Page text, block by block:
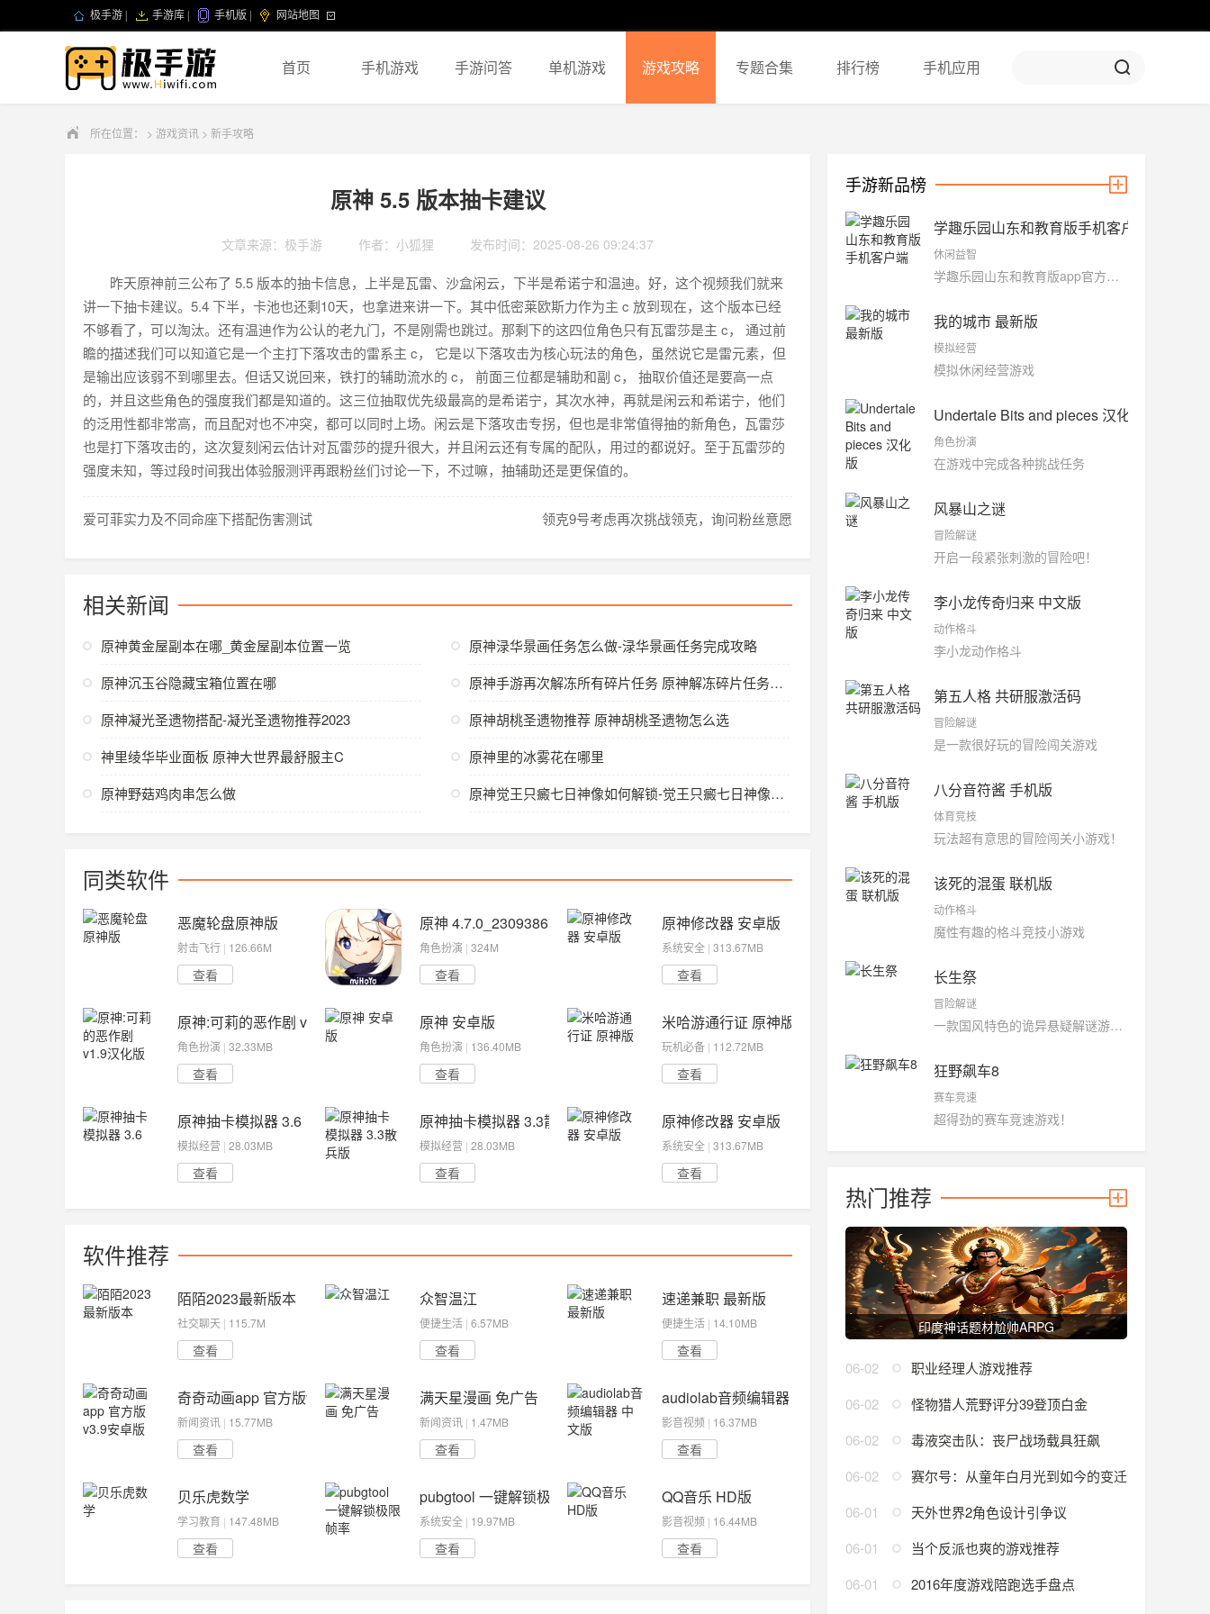
极手游 手游库 手机版 网站地图
首页 手机游戏 手游问答 单机游戏 游戏攻略 专题合集 排行榜 手机应用
所在位置： > 游戏资讯 > 新手攻略
原神 5.5 版本抽卡建议
文章来源：极手游 作者：小狐狸 发布时间：2025-08-26 09:24:37
昨天原神前三公布了 5.5 版本的抽卡信息，上半是瓦雷、沙盒闲云，下半是希诺宁和温迪。好，这个视频我们就来
讲一下抽卡建议。5.4 下半，卡池也还剩10天，也拿进来讲一下。其中低密莱欧斯力作为主 c 放到现在，这个版本已经
不够看了，可以淘汰。还有温迪作为公认的老九门，不是刚需也跳过。那剩下的这四位角色只有瓦雷莎是主 c， 通过前
瞻的描述我们可以知道它是一个主打下落攻击的雷系主 c， 它是以下落攻击为核心玩法的角色，虽然说它是雷元素，但
是输出应该弱不到哪里去。但话又说回来，铁打的辅助流水的 c， 前面三位都是辅助和副 c， 抽取价值还是要高一点
的，并且这些角色的强度我们都是知道的。这三位抽取优先级最高的是希诺宁，其次水神，再就是闲云和希诺宁，他们
的泛用性都非常高，而且配对也不冲突，都可以同时上场。闲云是下落攻击专拐，但也是非常值得抽的新角色，瓦雷莎
也是打下落攻击的，这次复刻闲云估计对瓦雷莎的提升很大，并且闲云还有专属的配队，用过的都说好。至于瓦雷莎的
强度未知，等过段时间我出体验服测评再跟粉丝们讨论一下，不过嘛，抽辅助还是更保值的。
爱可菲实力及不同命座下搭配伤害测试 领克9号考虑再次挑战领克，询问粉丝意愿
相关新闻
原神黄金屋副本在哪_黄金屋副本位置一览
原神沉玉谷隐藏宝箱位置在哪
原神凝光圣遗物搭配-凝光圣遗物推荐2023
神里绫华毕业面板 原神大世界最舒服主C
原神野菇鸡肉串怎么做
原神渌华景画任务怎么做-渌华景画任务完成攻略
原神手游再次解冻所有碎片任务 原神解冻碎片任务攻略
原神胡桃圣遗物推荐 原神胡桃圣遗物怎么选
原神里的冰雾花在哪里
原神觉王只癜七日神像如何解锁-觉王只癜七日神像解锁方法
同类软件
恶魔轮盘原神版
射击飞行 | 126.66M
查看
原神 4.7.0_23093867_23435602
角色扮演 | 324M
查看
原神修改器 安卓版
系统安全 | 313.67MB
查看
原神:可莉的恶作剧 v1.9汉化版
角色扮演 | 32.33MB
查看
原神 安卓版
角色扮演 | 136.40MB
查看
米哈游通行证 原神版
玩机必备 | 112.72MB
查看
原神抽卡模拟器 3.6
模拟经营 | 28.03MB
查看
原神抽卡模拟器 3.3散兵版
模拟经营 | 28.03MB
查看
原神修改器 安卓版
系统安全 | 313.67MB
查看
软件推荐
陌陌2023最新版本
社交聊天 | 115.7M
查看
众智温江
便捷生活 | 6.57MB
查看
速递兼职 最新版
便捷生活 | 14.10MB
查看
奇奇动画app 官方版v3.9安卓版
新闻资讯 | 15.77MB
查看
满天星漫画 免广告
新闻资讯 | 1.47MB
查看
audiolab音频编辑器 中文版
影音视频 | 16.37MB
查看
贝乐虎数学
学习教育 | 147.48MB
查看
pubgtool 一键解锁极限帧率
系统安全 | 19.97MB
查看
QQ音乐 HD版
影音视频 | 16.44MB
查看
手游新品榜
学趣乐园山东和教育版手机客户端
休闲益智
学趣乐园山东和教育版app官方下载
我的城市 最新版
模拟经营
模拟休闲经营游戏
Undertale Bits and pieces 汉化版
角色扮演
在游戏中完成各种挑战任务
风暴山之谜
冒险解谜
开启一段紧张刺激的冒险吧！
李小龙传奇归来 中文版
动作格斗
李小龙动作格斗
第五人格 共研服激活码
冒险解谜
是一款很好玩的冒险闯关游戏
八分音符酱 手机版
体育竞技
玩法超有意思的冒险闯关小游戏！
该死的混蛋 联机版
动作格斗
魔性有趣的格斗竞技小游戏
长生祭
冒险解谜
一款国风特色的诡异悬疑解谜游戏。
狂野飙车8
赛车竞速
超得劲的赛车竞速游戏！
热门推荐
印度神话题材尬帅ARPG
06-02
职业经理人游戏推荐
06-02
怪物猎人荒野评分39登顶白金
06-02
毒液突击队：丧尸战场载具狂飙
06-02
赛尔号：从童年白月光到如今的变迁
06-01
天外世界2角色设计引争议
06-01
当个反派也爽的游戏推荐
06-01
2016年度游戏陪跑选手盘点